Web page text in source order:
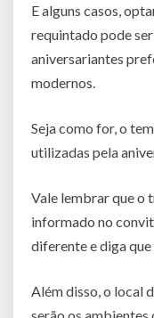
E alguns casos,
requintado pode
aniversariantes
modernos.
Seja como for, o
utilizadas pela
Vale lembrar que o
informado no
diferente e diga que
Além disso, o local